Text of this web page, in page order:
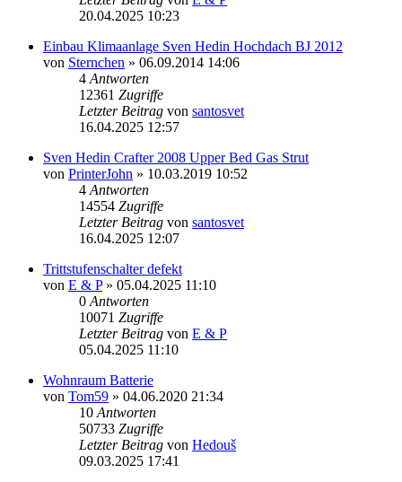
20.04.2025 10:23
Einbau Klimaanlage Sven Hedin Hochdach BJ 2012
von Sternchen » 06.09.2014 14:06
4 Antworten
12361 Zugriffe
Letzter Beitrag von santosvet
16.04.2025 12:57
Sven Hedin Crafter 2008 Upper Bed Gas Strut
von PrinterJohn » 10.03.2019 10:52
4 Antworten
14554 Zugriffe
Letzter Beitrag von santosvet
16.04.2025 12:07
Trittstufenschalter defekt
von E & P» 05.04.2025 11:10
0 Antworten
10071 Zugriffe
Letzter Beitrag von E & P
05.04.2025 11:10
Wohnraum Batterie
von Tom59 » 04.06.2020 21:34
10 Antworten
50733 Zugriffe
Letzter Beitrag von Hedouš
09.03.2025 17:41